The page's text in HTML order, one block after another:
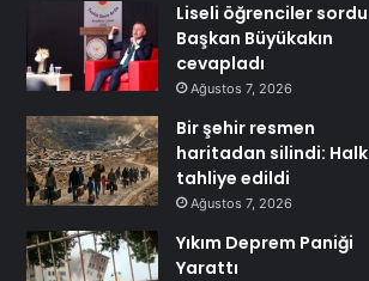
Liseli öğrenciler sordu
Başkan Büyükakın
cevapladı
Ağustos 7, 2026
Bir şehir resmen
haritadan silindi: Halk
tahliye edildi
Ağustos 7, 2026
Yıkım Deprem Paniği
Yarattı